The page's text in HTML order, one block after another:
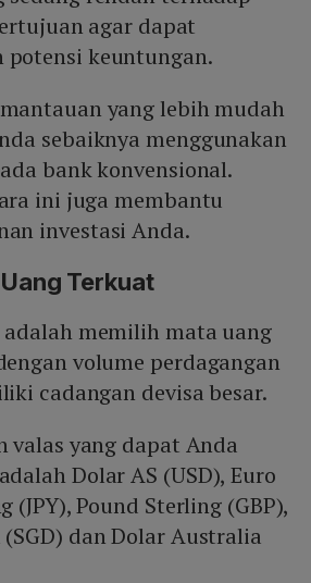
agar dapat
potensi keuntungan.
yang lebih mudah
sebaiknya menggunakan
bank konvensional.
ini juga membantu
investasi Anda.
Terkuat
memilih mata uang
volume perdagangan
cadangan devisa besar.
valas yang dapat Anda
Dolar AS (USD), Euro
(JPY), Pound Sterling (GBP),
dan Dolar Australia